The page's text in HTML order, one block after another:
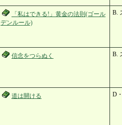
「私はできる!」黄金の法則(ゴール
デンルール)
B.
信念をつらぬく B.
道は開ける D